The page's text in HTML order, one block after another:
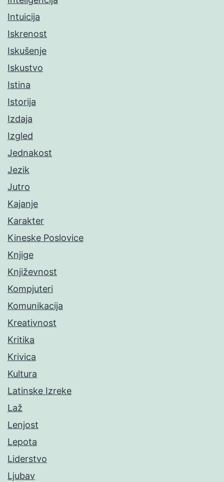
Intuicija
Iskrenost
Iskušenje
Iskustvo
Istina
Istorija
Izdaja
Izgled
Jednakost
Jezik
Jutro
Kajanje
Karakter
Kineske Poslovice
Knjige
Književnost
Kompjuteri
Komunikacija
Kreativnost
Kritika
Krivica
Kultura
Latinske Izreke
Laž
Lenjost
Lepota
Liderstvo
Ljubav